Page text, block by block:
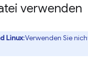
verwenden
Linux:Verwenden Sie